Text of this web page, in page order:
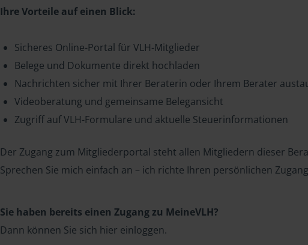
Ihre Vorteile auf einen Blick:
Sicheres Online-Portal für VLH-Mitglieder
Belege und Dokumente direkt hochladen
Nachrichten sicher mit Ihrer Beraterin oder Ihrem Berater
Videoberatung und gemeinsame Belegansicht
Zugriff auf VLH-Formulare und aktuelle Steuerinformationen
Der Zugang zum Mitgliederportal steht allen Mitgliedern dieser
Sprechen Sie mich einfach an – ich richte Ihren persönlichen
Sie haben bereits einen Zugang zu MeineVLH?
Dann können Sie sich hier einloggen.